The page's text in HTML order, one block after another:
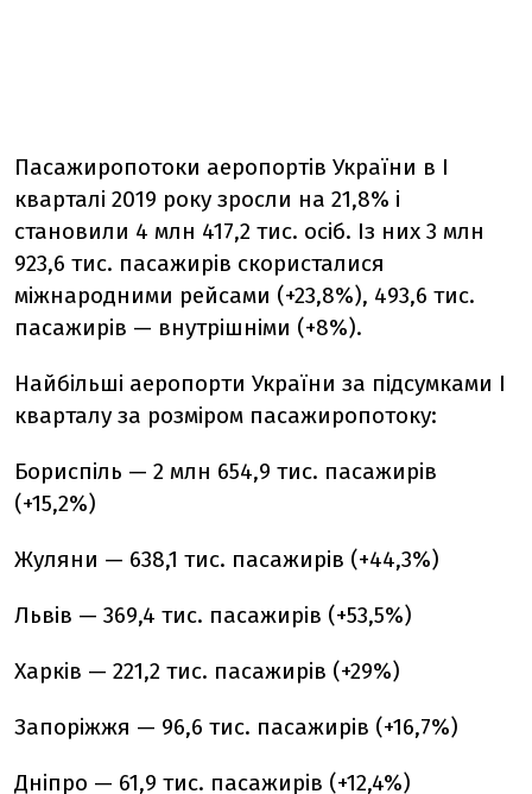
Пасажиропотоки аеропортів України в I
кварталі 2019 року зросли на 21,8% і
становили 4 млн 417,2 тис. осіб. Із них 3 млн
923,6 тис. пасажирів скористалися
міжнародними рейсами (+23,8%), 493,6 тис.
пасажирів — внутрішніми (+8%).
Найбільші аеропорти України за підсумками I
кварталу за розміром пасажиропотоку:
Бориспіль — 2 млн 654,9 тис. пасажирів
(+15,2%)
Жуляни — 638,1 тис. пасажирів (+44,3%)
Львів — 369,4 тис. пасажирів (+53,5%)
Харків — 221,2 тис. пасажирів (+29%)
Запоріжжя — 96,6 тис. пасажирів (+16,7%)
Дніпро — 61,9 тис. пасажирів (+12,4%)